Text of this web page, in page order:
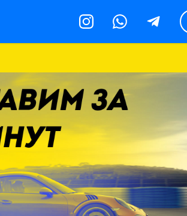
InstagramWhatsappTelegram